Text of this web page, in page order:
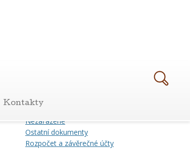
Kontakty
Archiv
Informace pro občany
Nezařazené
Ostatní dokumenty
Rozpočet a závěrečné účty